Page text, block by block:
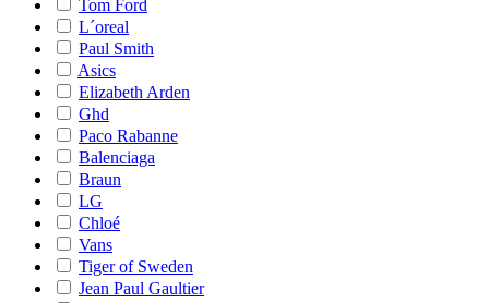
Tom Ford
L´oreal
Paul Smith
Asics
Elizabeth Arden
Ghd
Paco Rabanne
Balenciaga
Braun
LG
Chloé
Vans
Tiger of Sweden
Jean Paul Gaultier